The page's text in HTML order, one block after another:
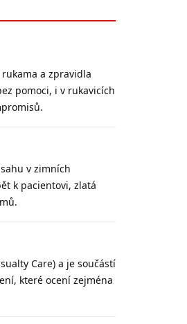
a zpravidla
pomoci, i v rukavicích
v zimních
k pacientovi, zlatá
Care) a je součástí
které ocení zejména